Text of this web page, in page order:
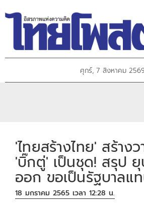
ศุกร์, 7 สิงหาคม
'ไทยสร้างไทย' สร้าง
'บิ๊กตู่' เป็นชุด! สรุป ยุ
ออก ขอเป็นรัฐบาลแ
18 มกราคม 2565 เวลา 12:28 น.